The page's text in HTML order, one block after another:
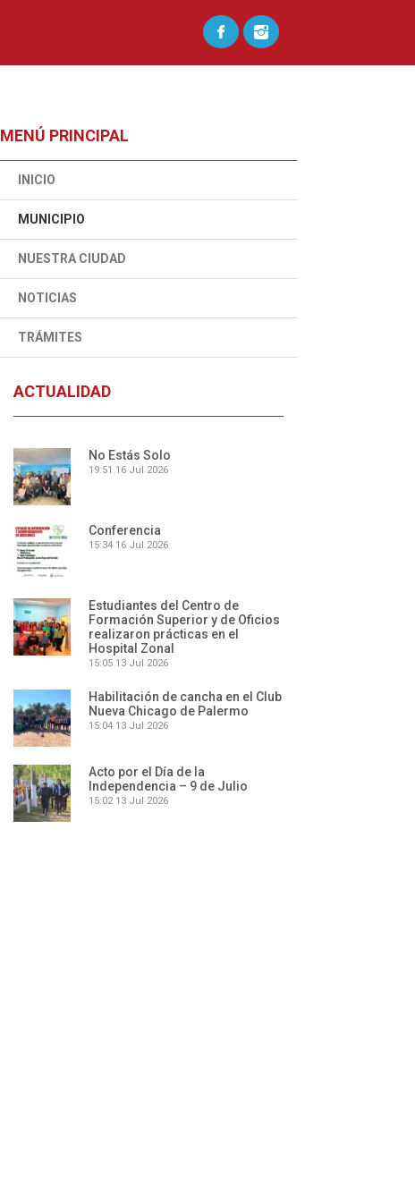
MENÚ PRINCIPAL
INICIO
MUNICIPIO
NUESTRA CIUDAD
NOTICIAS
TRÁMITES
ACTUALIDAD
No Estás Solo
19:51 16 Jul 2026
Conferencia
15:34 16 Jul 2026
Estudiantes del Centro de
Formación Superior y de Oficios
realizaron prácticas en el
Hospital Zonal
15:05 13 Jul 2026
Habilitación de cancha en el Club
Nueva Chicago de Palermo
15:04 13 Jul 2026
Acto por el Día de la
Independencia – 9 de Julio
15:02 13 Jul 2026